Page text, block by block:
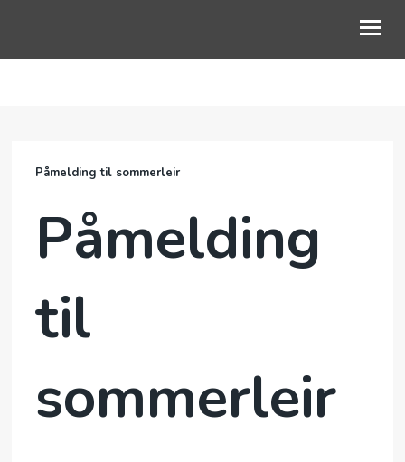
FOR DEG
PODCAST
KALENDER
GI EN GAVE
FØLG OSS PÅ LINKTR.EE
Påmelding til sommerleir
Påmelding
til
sommerleir